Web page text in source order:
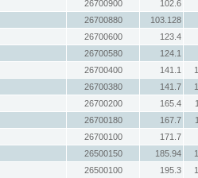
26700900
102.6
26700880
103.128
26700600
123.4
26700580
124.1
26700400 141.1
26700380 141.7
26700200 165.4
26700180 167.7
26700100
171.7
26500150 185.94
26500100 195.3